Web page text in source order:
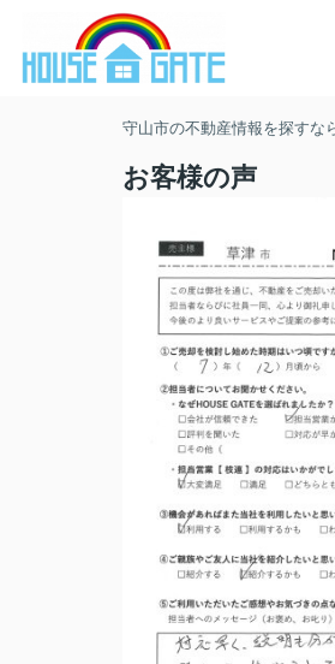
守山市の不動産情報を探すな
お客様の声